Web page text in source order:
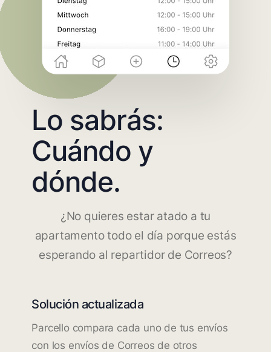
Lo sabrás:
Cuándo y
dónde.
¿No quieres estar atado a tu
apartamento todo el día porque estás
esperando al repartidor de Correos?
Solución actualizada
Parcello compara cada uno de tus envíos
con los envíos de Correos de otros